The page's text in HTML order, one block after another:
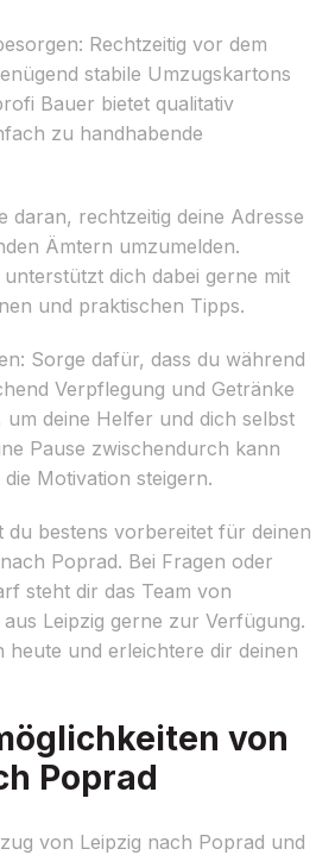
Rechtzeitig vor dem
stabile Umzugskartons
Bauer bietet qualitativ
zu handhabende
daran, rechtzeitig deine Adresse
Ämtern umzumelden.
dich dabei gerne mit
und praktischen Tipps.
Sorge dafür, dass du während
Verpflegung und Getränke
deine Helfer und dich selbst
Pause zwischendurch kann
Motivation steigern.
du bestens vorbereitet für deinen
Poprad. Bei Fragen oder
steht dir das Team von
Leipzig gerne zur Verfügung.
heute und erleichtere dir deinen
von
Poprad
von Leipzig nach Poprad und